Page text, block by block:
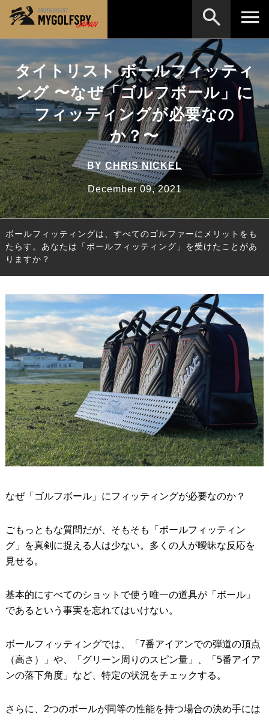
タイトリスト ボールフィッティ
ング 〜なぜ「ゴルフボール」に
フィッティングが必要なの
か？〜
BY CHRIS NICKEL
December 09, 2021
ボールフィッティングは、すべてのゴルファーにメリットをも
たらす。あなたは「ボールフィッティング」を受けたことがあ
りますか？
なぜ「ゴルフボール」にフィッティングが必要なのか？
ごもっともな質問だが、そもそも「ボールフィッティン
グ」を真剣に捉える人は少ない。多くの人が曖昧な反応を
見せる。
基本的にすべてのショットで使う唯一の道具が「ボール」
であるという事実を忘れてはいけない。
ボールフィッティングでは、「7番アイアンでの弾道の頂点
（高さ）」や、「グリーン周りのスピン量」、「5番アイア
ンの落下角度」など、特定の状況をチェックする。
さらに、2つのボールが同等の性能を持つ場合の決め手には
MOST WANTED テストランキング
NEW RELEASES 新製品情報
HOW TO ゴルフ上達・実践テクニック
LAB テスト・データ検証
Golf News ゴルフニュース
REVIEWS 製品レビュー
DRIVERS ドライバー
FAIRWAY WOODS フェアウェイウッド
HYBRIDS
WEDGES ウェッジ
PUTTERS パター
OTHER その他
Editor’s Picks 編集部のおすすめ
Our Team 私たちのチーム
Our Mission 私たちの使命
ABOUT US MyGolfSpyJapanとは？
※メーカー名やクラブ名など、検索したい事柄を入
力してください。
検索